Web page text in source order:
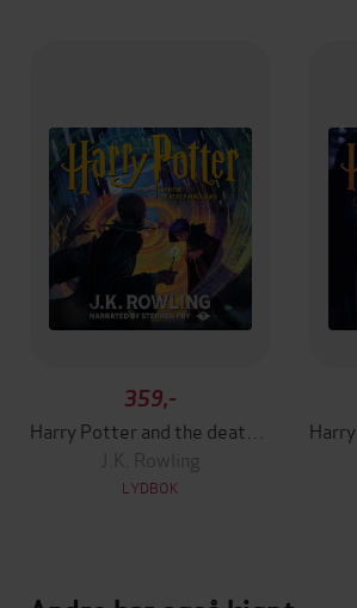
359,-
J.K. Rowling
LYDBOK